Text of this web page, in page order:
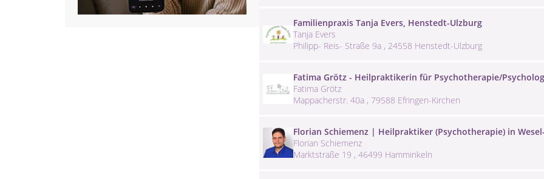
Familienpraxis Tanja Evers, Henstedt-Ulzburg
Tanja Evers
Philipp- Reis- Straße 9a , 24558 Henstedt-Ulzburg
Fatima Grötz - Heilpraktikerin für Psychotherapie/
Fatima Grötz
Mappacherstr. 40a , 79588 Efringen-Kirchen
Florian Schiemenz | Heilpraktiker (Psychotherapie) in
Florian Schiemenz
Marktstraße 19 , 46499 Hamminkeln